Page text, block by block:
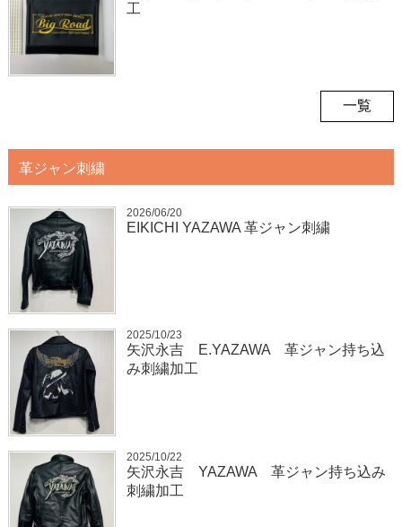
工
一覧
革ジャン刺繍
2026/06/20
EIKICHI YAZAWA 革ジャン刺繍
2025/10/23
矢沢永吉 E.YAZAWA 革ジャン持ち込
み刺繍加工
2025/10/22
矢沢永吉 YAZAWA 革ジャン持ち込み
刺繍加工